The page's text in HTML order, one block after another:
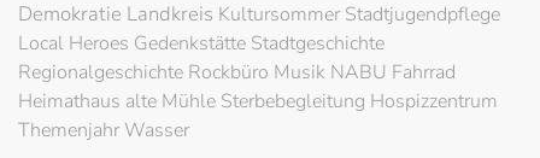
Demokratie Landkreis KultursommerStadtjugendpflege
Local Heroes Gedenkstätte Stadtgeschichte
Regionalgeschichte Rockbüro Musik NABU Fahrrad
Heimathaus alte Mühle Sterbebegleitung Hospizzentrum
Themenjahr Wasser